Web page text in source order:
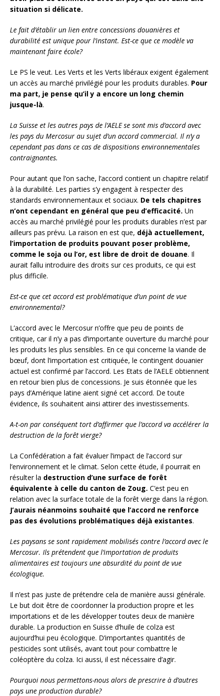
situation si délicate.
Le fait d’établir un lien entre concessions douanières et
durabilité est unique pour l’instant. Est-ce que ce modèle va
maintenant faire école?
Le PS le veut. Les Verts et les Verts libéraux exigent également
un accès au marché privilégié pour les produits durables. Pour
ma part, je pense qu’il y a encore un long chemin
jusque-là.
La Suisse et les autres pays de l’AELE se sont mis d’accord avec
les pays du Mercosur au sujet d’un accord commercial. Il n’y a
cependant pas dans ce cas de dispositions environnementales
contraignantes.
Pour autant que l’on sache, l’accord contient un chapitre relatif
à la durabilité. Les parties s’y engagent à respecter des
standards environnementaux et sociaux. De tels chapitres
n’ont cependant en général que peu d’efficacité. Un
accès au marché privilégié pour les produits durables n’est par
ailleurs pas prévu. La raison en est que, déjà actuellement,
l’importation de produits pouvant poser problème,
comme le soja ou l’or, est libre de droit de douane. Il
aurait fallu introduire des droits sur ces produits, ce qui est
plus difficile.
Est-ce que cet accord est problématique d’un point de vue
environnemental?
L’accord avec le Mercosur n’offre que peu de points de
critique, car il n’y a pas d’importante ouverture du marché pour
les produits les plus sensibles. En ce qui concerne la viande de
bœuf, dont l’importation est critiquée, le contingent douanier
actuel est confirmé par l’accord. Les Etats de l’AELE obtiennent
en retour bien plus de concessions. Je suis étonnée que les
pays d’Amérique latine aient signé cet accord. De toute
évidence, ils souhaitent ainsi attirer des investissements.
A-t-on par conséquent tort d’affirmer que l’accord va accélérer la
destruction de la forêt vierge?
La Confédération a fait évaluer l’impact de l’accord sur
l’environnement et le climat. Selon cette étude, il pourrait en
résulter la destruction d’une surface de forêt
équivalente à celle du canton de Zoug. C’est peu en
relation avec la surface totale de la forêt vierge dans la région.
J’aurais néanmoins souhaité que l’accord ne renforce
pas des évolutions problématiques déjà existantes.
Les paysans se sont rapidement mobilisés contre l’accord avec le
Mercosur. Ils prétendent que l’importation de produits
alimentaires est toujours une absurdité du point de vue
écologique.
Il n’est pas juste de prétendre cela de manière aussi générale.
Le but doit être de coordonner la production propre et les
importations et de les développer toutes deux de manière
durable. La production en Suisse d’huile de colza est
aujourd’hui peu écologique. D’importantes quantités de
pesticides sont utilisés, avant tout pour combattre le
coléoptère du colza. Ici aussi, il est nécessaire d’agir.
Pourquoi nous permettons-nous alors de prescrire à d’autres
pays une production durable?